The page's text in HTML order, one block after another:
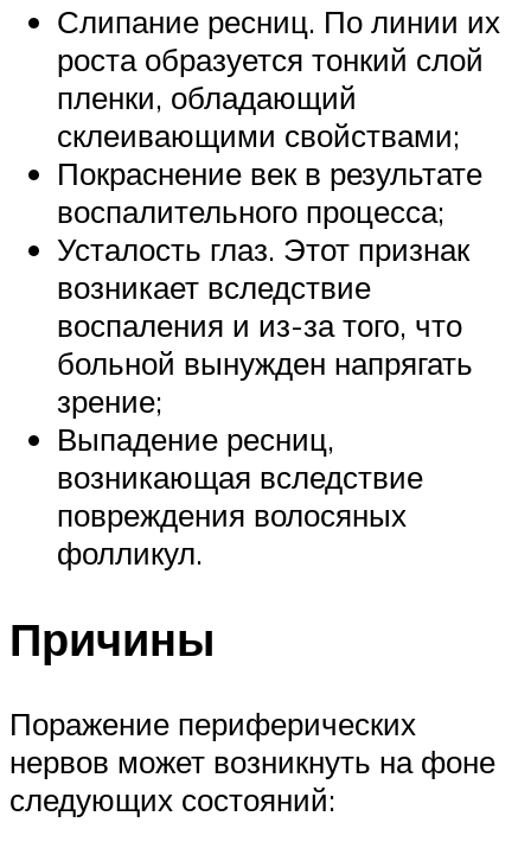
Слипание ресниц. По линии их
роста образуется тонкий слой
пленки, обладающий
склеивающими свойствами;
Покраснение век в результате
воспалительного процесса;
Усталость глаз. Этот признак
возникает вследствие
воспаления и из-за того, что
больной вынужден напрягать
зрение;
Выпадение ресниц,
возникающая вследствие
повреждения волосяных
фолликул.
Причины
Поражение периферических
нервов может возникнуть на фоне
следующих состояний: